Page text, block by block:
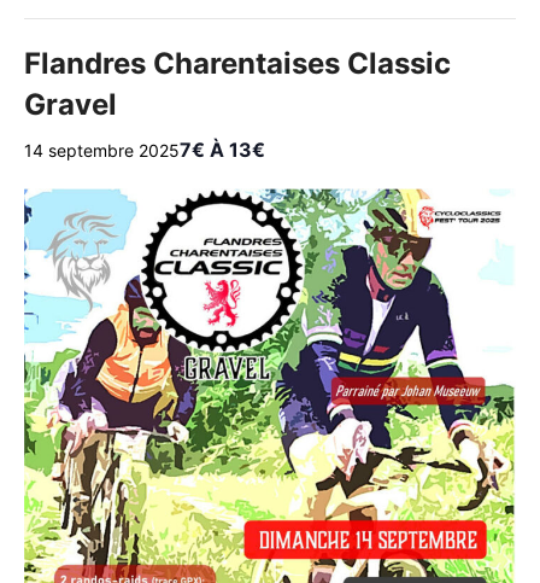
Flandres Charentaises Classic
Gravel
14 septembre 20257€ À 13€